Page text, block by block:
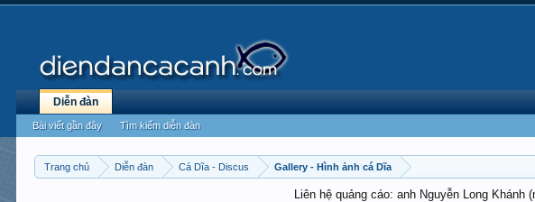
Trang chủ Diễn đàn Cá Dĩa - Discus Gallery - Hình ảnh cá Dĩa
Liên hệ quảng cáo: anh Nguyễn Long Khánh
Diễn đàn
Bài viết gần đây Tìm kiếm diễn đàn